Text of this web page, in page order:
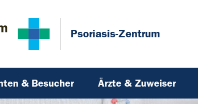
Psoriasis-Zentrum
& Besucher Ärzte & Zuweiser